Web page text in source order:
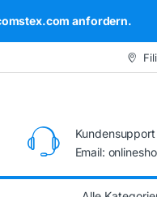
anfordern.
Email: